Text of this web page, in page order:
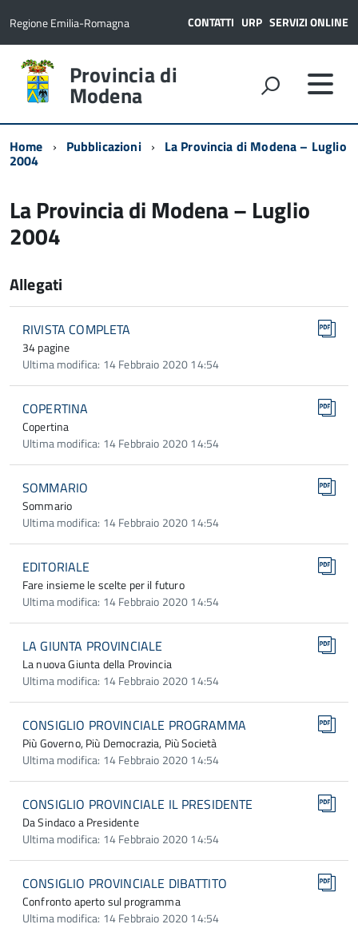
Regione Emilia-Romagna CONTATTI URP SERVIZI ONLINE
Provincia di
Modena
Home Pubblicazioni La Provincia di Modena – Luglio
2004
La Provincia di Modena – Luglio
2004
Allegati
RIVISTA COMPLETA
34 pagine
Ultima modifica: 14 Febbraio 2020 14:54
COPERTINA
Copertina
Ultima modifica: 14 Febbraio 2020 14:54
SOMMARIO
Sommario
Ultima modifica: 14 Febbraio 2020 14:54
EDITORIALE
Fare insieme le scelte per il futuro
Ultima modifica: 14 Febbraio 2020 14:54
LA GIUNTA PROVINCIALE
La nuova Giunta della Provincia
Ultima modifica: 14 Febbraio 2020 14:54
CONSIGLIO PROVINCIALE PROGRAMMA
Più Governo, Più Democrazia, Più Società
Ultima modifica: 14 Febbraio 2020 14:54
CONSIGLIO PROVINCIALE IL PRESIDENTE
Da Sindaco a Presidente
Ultima modifica: 14 Febbraio 2020 14:54
CONSIGLIO PROVINCIALE DIBATTITO
Confronto aperto sul programma
Ultima modifica: 14 Febbraio 2020 14:54